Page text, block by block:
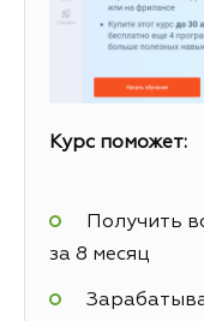
Курс поможет:
Получить
за 8 месяц